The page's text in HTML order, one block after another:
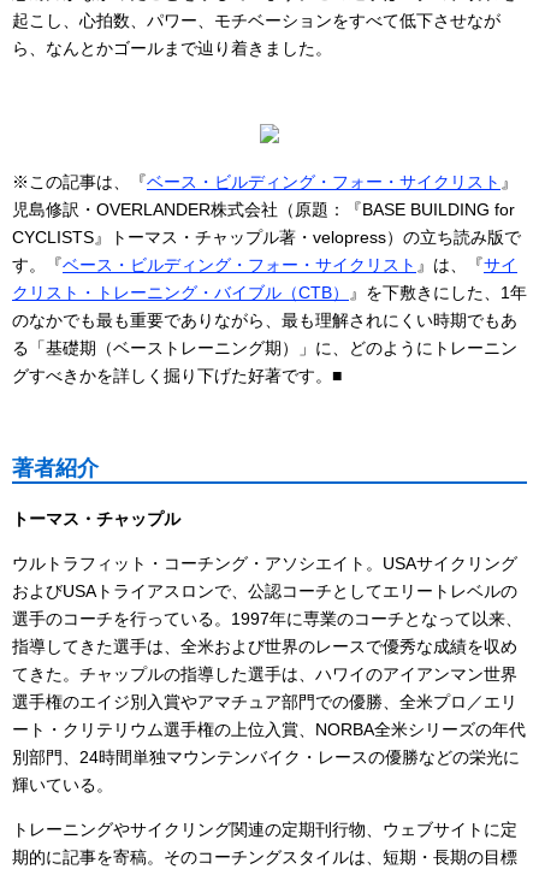
起こし、心拍数、パワー、モチベーションをすべて低下させなが
ら、なんとかゴールまで辿り着きました。
※この記事は、『ベース・ビルディング・フォー・サイクリスト 』
児島修訳・OVERLANDER株式会社（原題：『BASE BUILDING for
CYCLISTS』トーマス・チャップル著・velopress）の立ち読み版で
す。『ベース・ビルディング・フォー・サイクリスト 』は、『サイ
クリスト・トレーニング・バイブル（CTB）
』を下敷きにした、1年
のなかでも最も重要でありながら、最も理解されにくい時期でもあ
る「基礎期（ベーストレーニング期）」に、どのようにトレーニン
グすべきかを詳しく掘り下げた好著です。■
著者紹介
トーマス・チャップル
ウルトラフィット・コーチング・アソシエイト。USAサイクリング
およびUSAトライアスロンで、公認コーチとしてエリートレベルの
選手のコーチを行っている。1997年に専業のコーチとなって以来、
指導してきた選手は、全米および世界のレースで優秀な成績を収め
てきた。チャップルの指導した選手は、ハワイのアイアンマン世界
選手権のエイジ別入賞やアマチュア部門での優勝、全米プロ／エリ
ート・クリテリウム選手権の上位入賞、NORBA全米シリーズの年代
別部門、24時間単独マウンテンバイク・レースの優勝などの栄光に
輝いている。
トレーニングやサイクリング関連の定期刊行物、ウェブサイトに定
期的に記事を寄稿。そのコーチングスタイルは、短期・長期の目標